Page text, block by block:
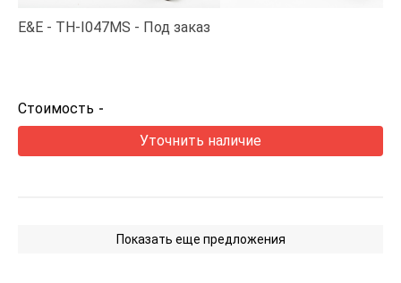
E&E TH-I047MS Под заказ
Стоимость -
Уточнить наличие
Показать еще предложения